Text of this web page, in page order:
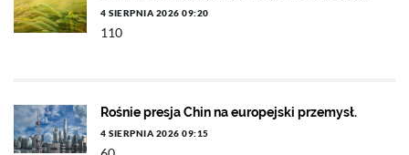
4 SIERPNIA 2026 09:20
110
Rośnie presja Chin na europejski przemysł.
4 SIERPNIA 2026 09:15